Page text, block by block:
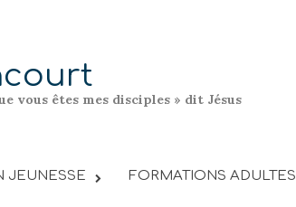
vous êtes mes disciples » dit Jésus
JEUNESSE FORMATIONS ADULTES